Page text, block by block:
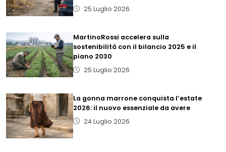
25 Luglio 2026
MartinoRossi accelera sulla
sostenibilità con il bilancio 2025 e il
piano 2030
25 Luglio 2026
La gonna marrone conquista l’estate
2026: il nuovo essenziale da avere
24 Luglio 2026